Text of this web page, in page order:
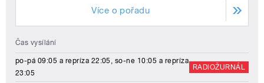
Více o pořadu
Čas vysílání
po-pá 09:05 a repríza 22:05, so-ne 10:05 a repríza
23:05
RADIOŽURNÁL